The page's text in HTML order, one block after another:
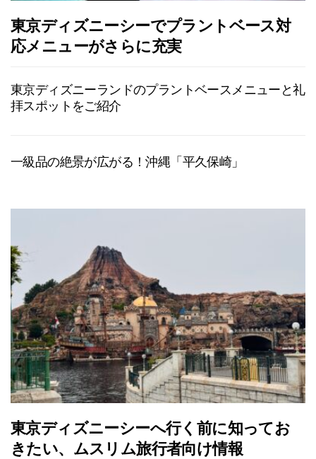
東京ディズニーシーでプラントベース対
応メニューがさらに充実
東京ディズニーランドのプラントベースメニューと礼
拝スポットをご紹介
一級品の絶景が広がる！沖縄「平久保崎」
東京ディズニーシーへ行く前に知ってお
きたい、ムスリム旅行者向け情報